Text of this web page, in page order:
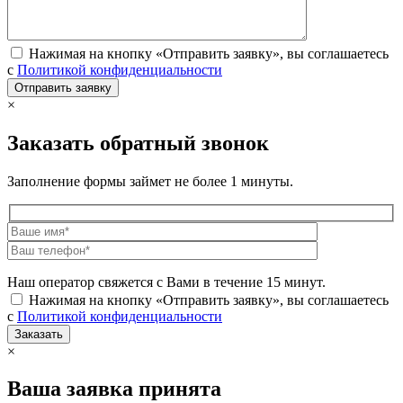
Нажимая на кнопку «Отправить заявку», вы соглашаетесь
с Политикой конфиденциальности
×
Заказать обратный звонок
Заполнение формы займет не более 1 минуты.
Наш оператор свяжется с Вами в течение 15 минут.
Нажимая на кнопку «Отправить заявку», вы соглашаетесь
с Политикой конфиденциальности
×
Ваша заявка принята